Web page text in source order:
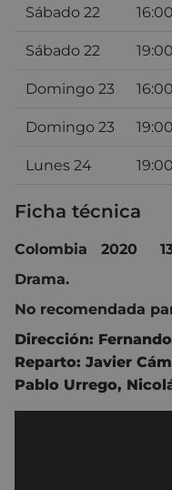
Sábado 22 16:00
Sábado 22 19:00
Domingo 23 16:00
Domingo 23 19:00
Lunes 24 19:00
Ficha técnica
Colombia 2020
Drama.
No recomendada
Dirección:
Reparto: Javier
Pablo Urrego,